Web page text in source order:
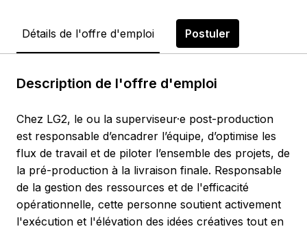
Détails de l'offre d'emploi Postuler
Description de l'offre d'emploi
Chez LG2, le ou la superviseur·e post-production
est responsable d’encadrer l’équipe, d’optimise les
flux de travail et de piloter l’ensemble des projets, de
la pré-production à la livraison finale. Responsable
de la gestion des ressources et de l'efficacité
opérationnelle, cette personne soutient activement
l'exécution et l'élévation des idées créatives tout en